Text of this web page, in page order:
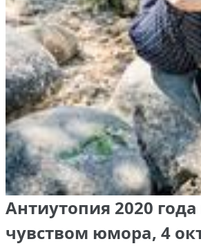
Антиутопия 2020
чувством юмора, 4